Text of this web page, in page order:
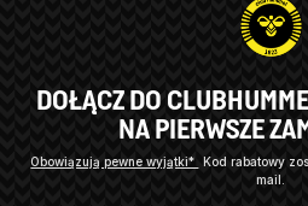
DOŁĄCZ DO
NA PIERWSZE
Obowiązują pewne wyjątki* Kod rabatowy
mail.